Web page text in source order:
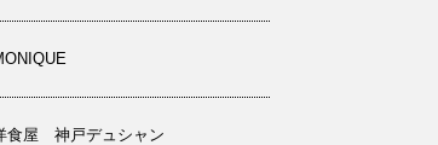
食屋 神戸デュシャン